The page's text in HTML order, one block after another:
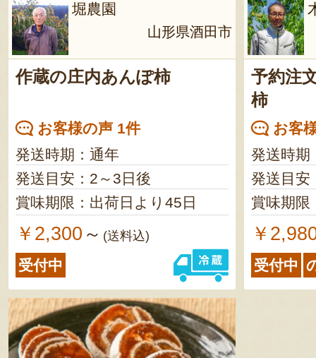
堀農園
山形県酒田市
作蔵の庄内あんぽ柿
お客様の声 1件
発送時期：通年
発送目安：2～3日後
賞味期限：出荷日より45日
￥2,300 ～ (送料込)
受付中
予約注
柿
お客
発送時期
発送目安
賞味期限
￥
受付中